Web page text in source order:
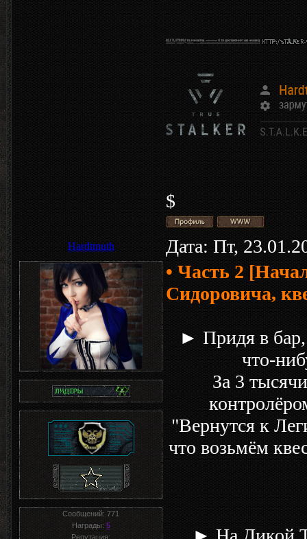
$
Hardtmuth Дата: Пт,
Сообщений: 771
Награды: 5
Репутация:
• Часть 2
Сидоровича,
► Придя в бар,
что-
За 3
"Вернутся к
что возьмём